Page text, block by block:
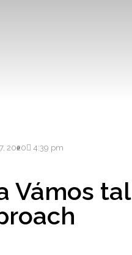
2020 4:39 pm
Vámos